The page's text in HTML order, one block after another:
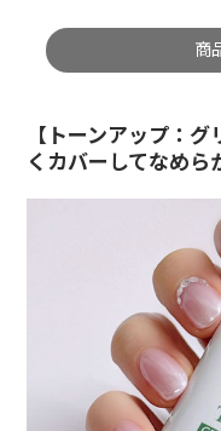
商
【トーンアップ：
くカバーしてなめら